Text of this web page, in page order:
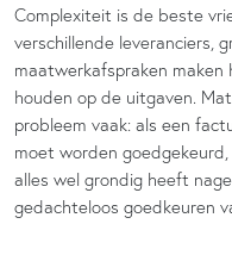
Complexiteit is de beste
verschillende leveranciers,
maatwerkafspraken
houden op de uitgaven.
probleem vaak: als een
moet worden
alles wel grondig heeft
gedachteloos goedkeuren